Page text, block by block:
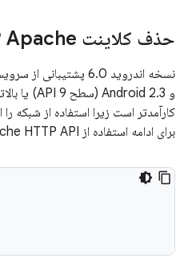
حذف کلاینت HTTP Apache
و Android 2.3 (سطح API 9) یا بالاتر را هدف قرار می دهد، به جای آن از کلاس
کارآمدتر است زیرا استفاده از
برای ادامه استفاده از Apache HTTP API، ابتدا باید وابستگی زمان کامپایل زیر را در فایل